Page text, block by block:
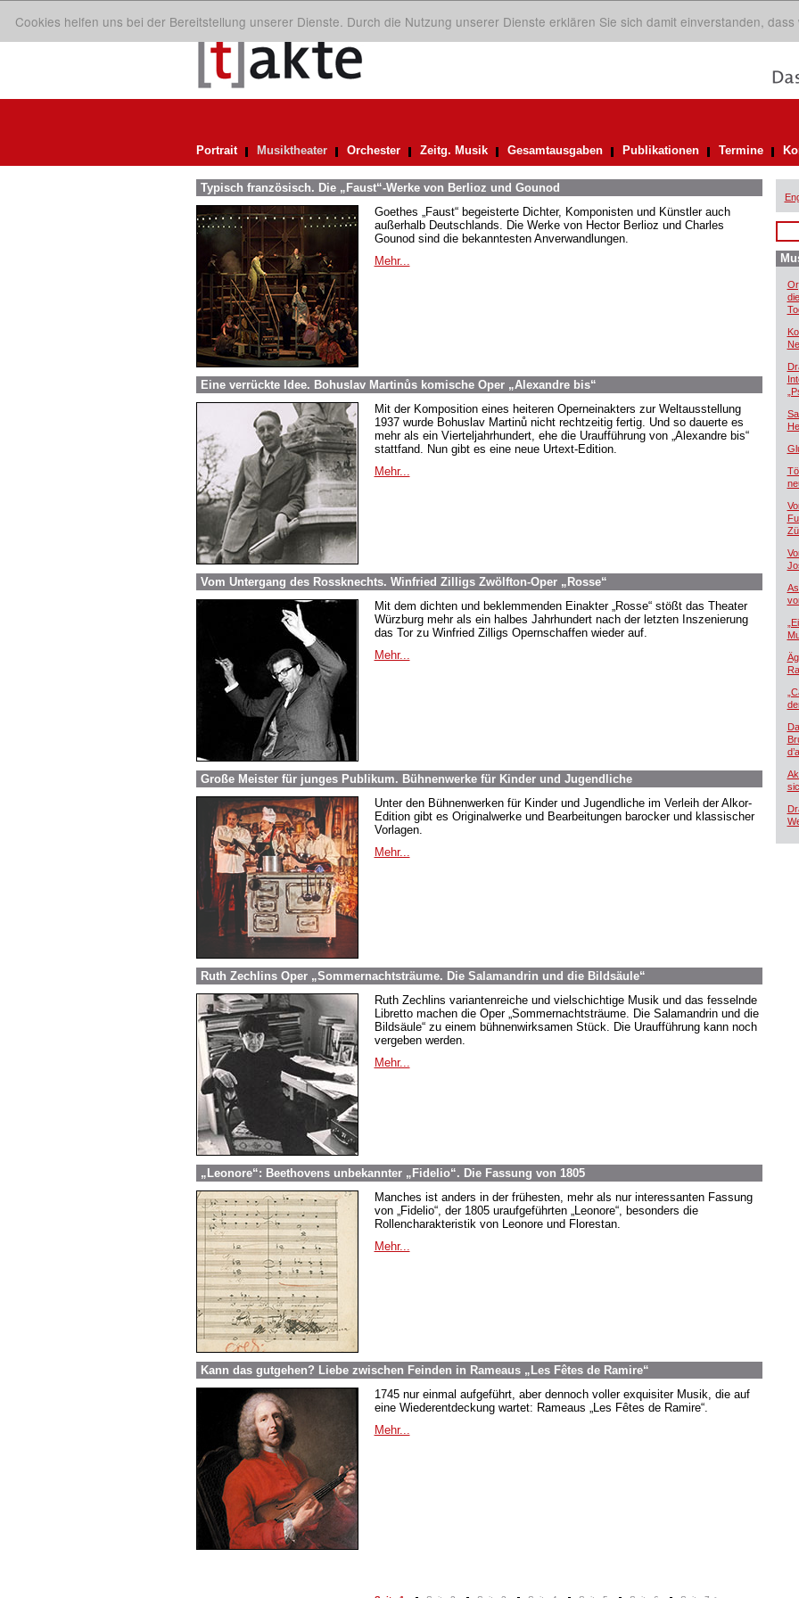
Cookies helfen uns bei der Bereitstellung unserer Dienste. Durch die Nutzung unserer Dienste erklären Sie sich damit einverstanden, dass
Portrait Musiktheater Orchester Zeitg. Musik Gesamtausgaben Publikationen Termine
Typisch französisch. Die „Faust“-Werke von Berlioz und Gounod
Goethes „Faust“ begeisterte Dichter, Komponisten und Künstler auch
außerhalb Deutschlands. Die Werke von Hector Berlioz und Charles
Gounod sind die bekanntesten Anverwandlungen.
Mehr...
Eine verrückte Idee. Bohuslav Martinůs komische Oper „Alexandre bis“
Mit der Komposition eines heiteren Operneinakters zur Weltausstellung
1937 wurde Bohuslav Martinů nicht rechtzeitig fertig. Und so dauerte es
mehr als ein Vierteljahrhundert, ehe die Uraufführung von „Alexandre bis“
stattfand. Nun gibt es eine neue Urtext-Edition.
Mehr...
Vom Untergang des Rossknechts. Winfried Zilligs Zwölfton-Oper „Rosse“
Mit dem dichten und beklemmenden Einakter „Rosse“ stößt das Theater
Würzburg mehr als ein halbes Jahrhundert nach der letzten Inszenierung
das Tor zu Winfried Zilligs Opernschaffen wieder auf.
Mehr...
Große Meister für junges Publikum. Bühnenwerke für Kinder und Jugendliche
Unter den Bühnenwerken für Kinder und Jugendliche im Verleih der Alkor-
Edition gibt es Originalwerke und Bearbeitungen barocker und klassischer
Vorlagen.
Mehr...
Ruth Zechlins Oper „Sommernachtsträume. Die Salamandrin und die Bildsäule“
Ruth Zechlins variantenreiche und vielschichtige Musik und das fesselnde
Libretto machen die Oper „Sommernachtsträume. Die Salamandrin und die
Bildsäule“ zu einem bühnenwirksamen Stück. Die Uraufführung kann noch
vergeben werden.
Mehr...
„Leonore“: Beethovens unbekannter „Fidelio“. Die Fassung von 1805
Manches ist anders in der frühesten, mehr als nur interessanten Fassung
von „Fidelio“, der 1805 uraufgeführten „Leonore“, besonders die
Rollencharakteristik von Leonore und Florestan.
Mehr...
Kann das gutgehen? Liebe zwischen Feinden in Rameaus „Les Fêtes de Ramire“
1745 nur einmal aufgeführt, aber dennoch voller exquisiter Musik, die auf
eine Wiederentdeckung wartet: Rameaus „Les Fêtes de Ramire“.
Mehr...